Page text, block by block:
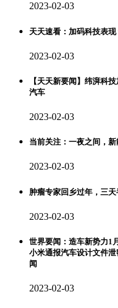
2023-02-03
天天速看：加码科技表
2023-02-03
【天天新要闻】纬湃科
汽车
2023-02-03
当前关注：一夜之间，
2023-02-03
肿瘤专家回乡过年，三
2023-02-03
世界要闻：造车新势力1
小米通报汽车设计文件
闻
2023-02-03